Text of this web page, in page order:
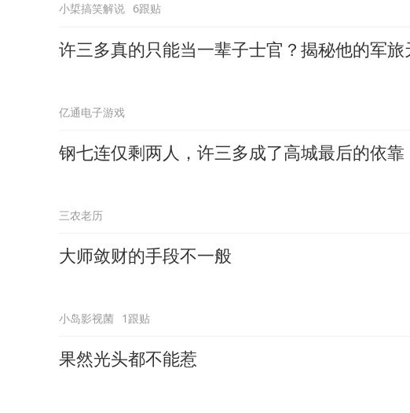
小梊搞笑解说 6跟贴
许三多真的只能当一辈子士官？揭秘他的军旅
亿通电子游戏
钢七连仅剩两人，许三多成了高城最后的依靠
三农老历
大师敛财的手段不一般
小岛影视菌 1跟贴
果然光头都不能惹